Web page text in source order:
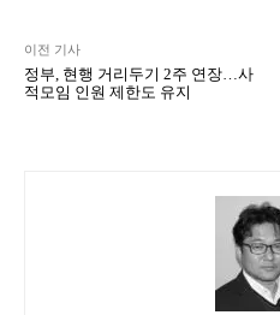
이전 기사
정부, 현행 거리두기 2주 연장…사
적모임 인원 제한도 유지